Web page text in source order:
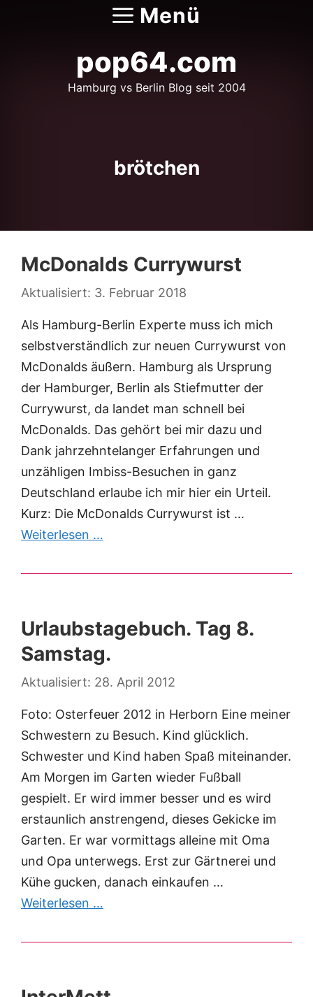
Menü
pop64.com
Hamburg vs Berlin Blog seit 2004
brötchen
McDonalds Currywurst
3. Februar 2018
Als Hamburg-Berlin Experte muss ich mich
selbstverständlich zur neuen Currywurst von
McDonalds äußern. Hamburg als Ursprung
der Hamburger, Berlin als Stiefmutter der
Currywurst, da landet man schnell bei
McDonalds. Das gehört bei mir dazu und
Dank jahrzehntelanger Erfahrungen und
unzähligen Imbiss-Besuchen in ganz
Deutschland erlaube ich mir hier ein Urteil.
Kurz: Die McDonalds Currywurst ist …
Weiterlesen …
Urlaubstagebuch. Tag 8.
Samstag.
28. April 2012
Foto: Osterfeuer 2012 in Herborn Eine meiner
Schwestern zu Besuch. Kind glücklich.
Schwester und Kind haben Spaß miteinander.
Am Morgen im Garten wieder Fußball
gespielt. Er wird immer besser und es wird
erstaunlich anstrengend, dieses Gekicke im
Garten. Er war vormittags alleine mit Oma
und Opa unterwegs. Erst zur Gärtnerei und
Kühe gucken, danach einkaufen …
Weiterlesen …